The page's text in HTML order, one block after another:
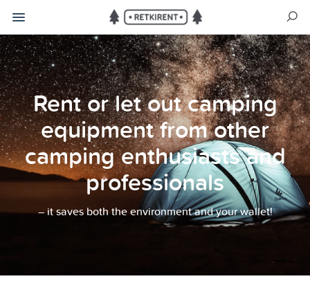
Rent or let out camping
equipment from other
camping enthusiasts and
professionals
– it saves both the environment and your wallet!